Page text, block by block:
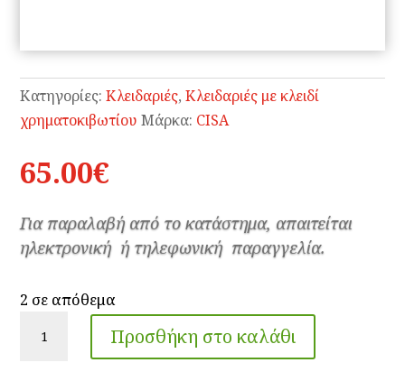
Κατηγορίες:Κλειδαριές,Κλειδαριές με κλειδί
χρηματοκιβωτίου Μάρκα: CISA
65.00€
Για παραλαβή από το κατάστημα, απαιτείται
ηλεκτρονική ή τηλεφωνική παραγγελία.
2 σε απόθεμα
Κλειδαριά
CISA
Προσθήκη στο καλάθι